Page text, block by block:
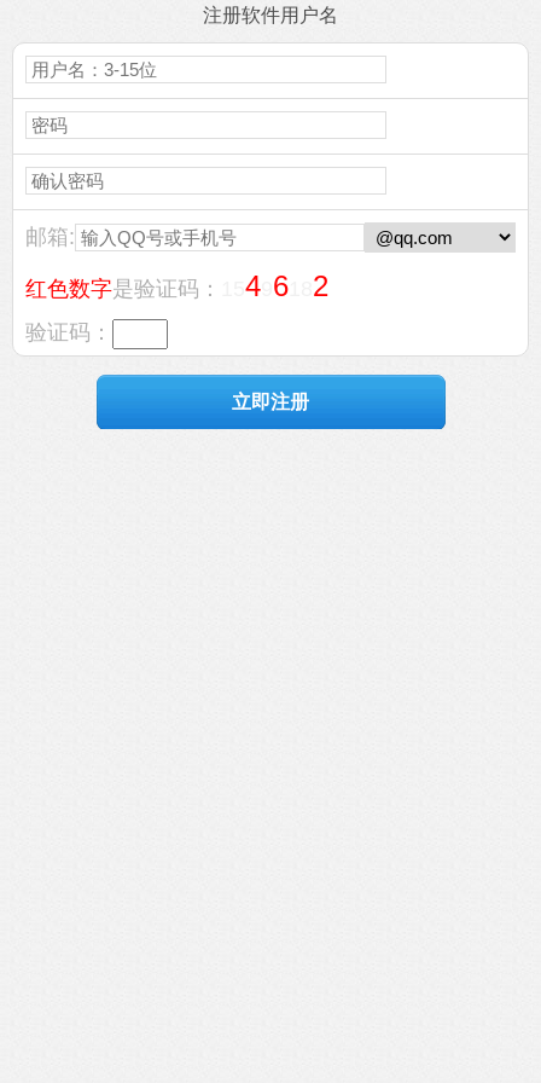
注册软件用户名
邮箱:
红色数字是验证码： 4 6 2
验证码：
立即注册